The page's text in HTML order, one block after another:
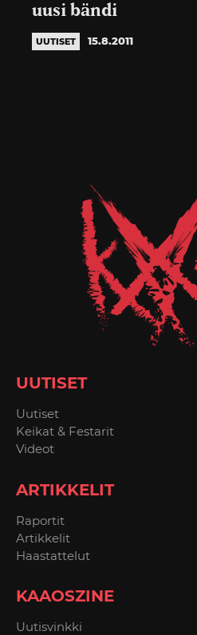
uusi bändi
UUTISET 15.8.2011
UUTISET
Uutiset
Keikat & Festarit
Videot
ARTIKKELIT
Raportit
Artikkelit
Haastattelut
KAAOSZINE
Uutisvinkki